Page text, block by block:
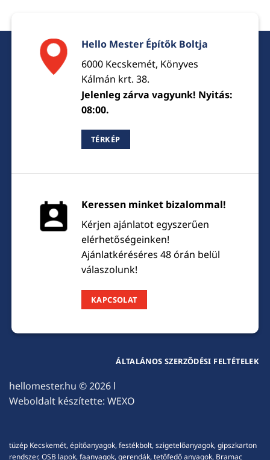
Hello Mester Építők Boltja
6000 Kecskemét, Könyves
Kálmán krt. 38.
Jelenleg zárva vagyunk! Nyitás:
08:00.
TÉRKÉP
Keressen minket bizalommal!
Kérjen ajánlatot egyszerűen
elérhetőségeinken!
Ajánlatkéréséres 48 órán belül
válaszolunk!
KAPCSOLAT
hellomester.hu © 2026 l
Weboldalt készítette: WEXO
ÁLTALÁNOS SZERZŐDÉSI FELTÉTELEK
tüzép Kecskemét, építőanyagok, festékbolt, szigetelőanyagok, gipszkarton
rendszer, OSB lapok, faanyagok, gerendák, tetőfedő anyagok, Bramac